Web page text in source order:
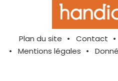
Plan du site Contact
Mentions légales